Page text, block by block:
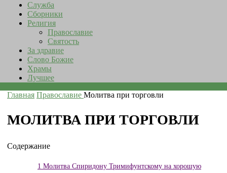
Служба
Сборники
Религия
Православие
Святость
За здравие
Слово Божие
Храмы
Лучшее
Главная Православие Молитва при торговли
МОЛИТВА ПРИ ТОРГОВЛИ
Содержание
1 Молитва Спиридону Тримифунтскому на хорошую